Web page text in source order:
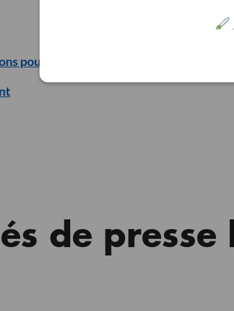
pour la santé à prix coûtant dans les
de presse